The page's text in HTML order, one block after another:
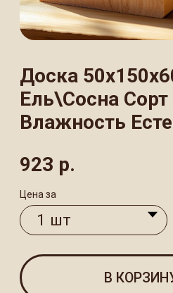
923 р.
Цена за
В КОРЗИНУ
хвойных пород (ель/сосна) —
универсальный строительный
соответствует ГОСТу и идеально
подходит для строительства
домов и хозяйственных построек,
черновой отделки и
работ.